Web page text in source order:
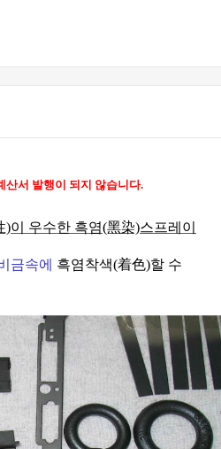
산서 발행이 되지 않습니다.
이 우수한 흑염(黑染)스프레이
금속에 흑염착색(着色)할 수